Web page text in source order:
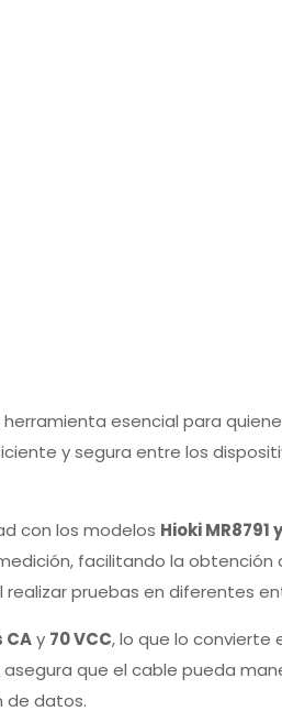
herramienta esencial para
y segura entre los
con los modelos Hioki MR8791
facilitando la
pruebas en diferentes
CAy 70 VCC, lo que lo convierte
que el cable pueda
de datos.